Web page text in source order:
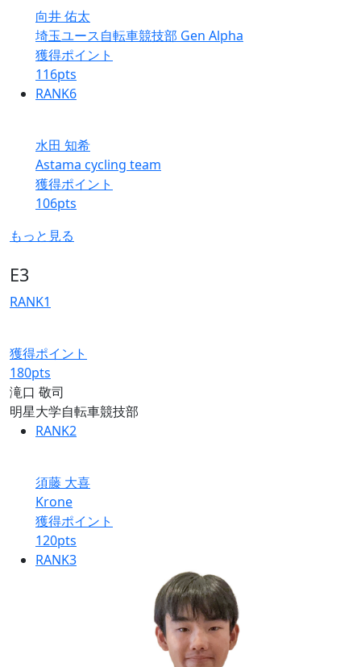
向井 佑太
埼玉ユース自転車競技部 Gen Alpha
獲得ポイント
116pts
RANK6
水田 知希
Astama cycling team
獲得ポイント
106pts
もっと見る
E3
RANK1
獲得ポイント
180pts
滝口 敬司
明星大学自転車競技部
RANK2
須藤 大喜
Krone
獲得ポイント
120pts
RANK3